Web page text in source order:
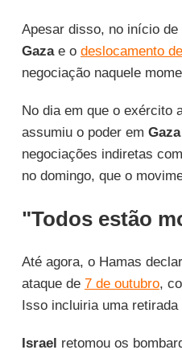
Apesar disso, no início
Gazae o deslocamento
negociação naquele
No dia em que o exército
assumiu o poder em Gaza
negociações indiretas com
no domingo, que o
"Todos estão
Até agora, o Hamas
ataque de 7 de outubro,
Isso incluiria uma
Israel retomou os